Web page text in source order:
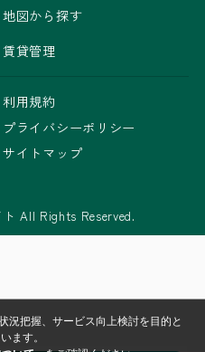
地図から探す
賃貸管理
利用規約
プライバシーポリシー
サイトマップ
All Rights Reserved.
況把握、サービス向上検討を目的と
ます。